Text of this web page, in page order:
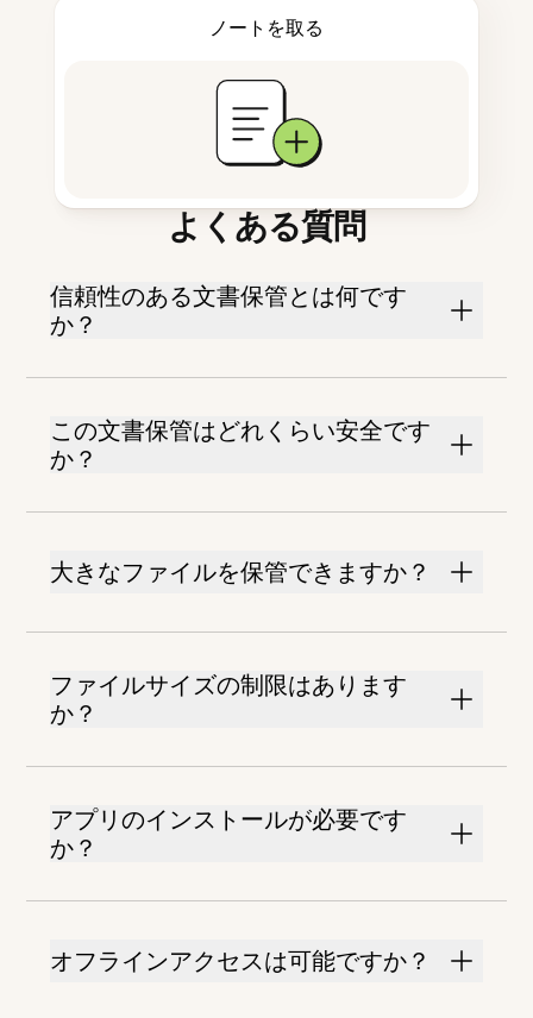
ノートを取る
よくある質問
信頼性のある文書保管とは何です
か？
この文書保管はどれくらい安全です
か？
大きなファイルを保管できますか？
ファイルサイズの制限はあります
か？
アプリのインストールが必要です
か？
オフラインアクセスは可能ですか？